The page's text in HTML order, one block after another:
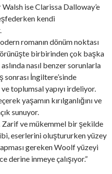
ise Clarissa Dalloway’e
kendi
romanın dönüm noktası
birbirinden çok başka
nasıl benzer sorunlarla
sonrası İngiltere’sinde
toplumsal yapıyı irdeliyor.
yaşamın kırılganlığını ve
sunuyor.
Zarif ve mükemmel bir şekilde
eserlerini oluştururken yüzey
gereken Woolf yüzeyi
derine inmeye çalışıyor.”